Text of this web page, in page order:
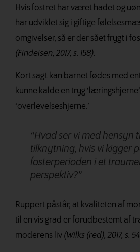
Hvis fostret har været hadet og
har udviklet sig i giftige
omgivelser, så er der sået frygt i
(Findeisen, 2017, s. 158).
Kort sagt kan barnet fødes med
kunne kalde en tryg ‘læringshjerne’
‘overlevelseshjerne.’
“Hvad ser vi med
tilknytning, hvis vi kigger
fosterperioden i et
perspektiv?”
Ruppert påstår, at kvaliteten af
til en vis grad er forudbestemt af
moderens liv (Wilks (red), 2017, s.